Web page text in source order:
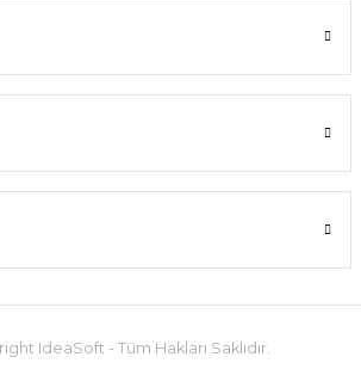
IdeaSoft - Tüm Hakları Saklıdır.